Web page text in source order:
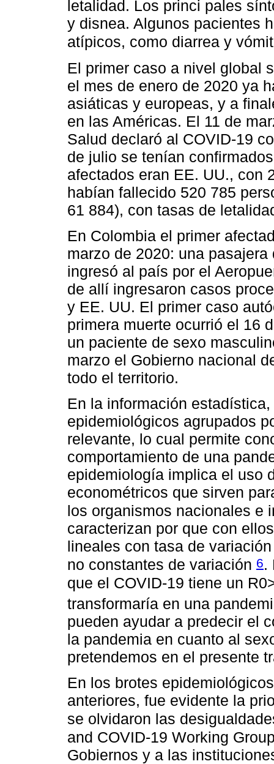
letalidad. Los princi pales
y disnea. Algunos pacientes
atípicos, como diarrea y
El primer caso a nivel global
el mes de enero de 2020 ya
asiáticas y europeas, y a
en las Américas. El 11 de
Salud declaró al COVID-19
de julio se tenían
afectados eran EE. UU., con
habían fallecido 520 785
61 884), con tasas de
En Colombia el primer
marzo de 2020: una
ingresó al país por el
de allí ingresaron casos
y EE. UU. El primer caso
primera muerte ocurrió el 16
un paciente de sexo
marzo el Gobierno nacional
todo el territorio.
En la información
epidemiológicos agrupados
relevante, lo cual permite
comportamiento de una
epidemiología implica el uso
econométricos que sirven
los organismos nacionales e
caracterizan por que con
lineales con tasa de
no constantes de variación 6.
que el COVID-19 tiene un
transformaría en una
pueden ayudar a predecir el
la pandemia en cuanto al
pretendemos en el presente
En los brotes
anteriores, fue evidente la
se olvidaron las
and COVID-19 Working
Gobiernos y a las